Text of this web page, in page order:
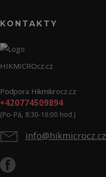
KONTAKTY
HIKMICROcz.cz
Podpora Hikmikrocz.cz
+420774509894
(Po-Pá, 8:30-16:00 hod.)
info@hikmicrocz.cz